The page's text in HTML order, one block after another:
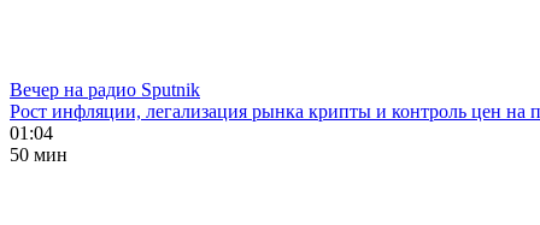
Вечер на радио Sputnik
Рост инфляции, легализация рынка крипты и контроль цен на
01:04
50 мин